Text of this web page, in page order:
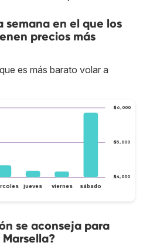
semana en el que los
precios más
es más barato volar a
$4,000
$5,000
$6,000
jueves viernes sábado
se aconseja para